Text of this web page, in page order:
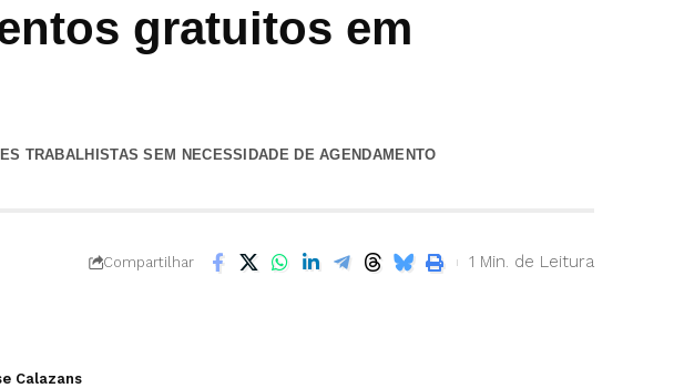
gratuitos em
TRABALHISTAS SEM NECESSIDADE DE AGENDAMENTO
Compartilhar 1 Min. de Leitura
Calazans